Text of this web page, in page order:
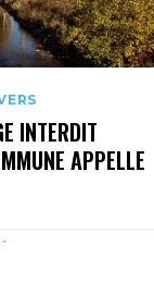
INTERDIT
APPELLE
-